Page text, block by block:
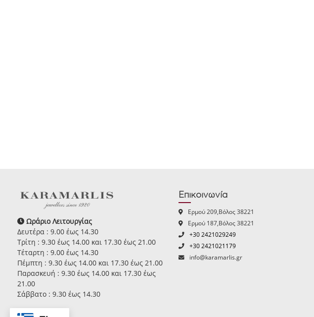
Ωράριο Λειτουργίας
Δευτέρα : 9.00 έως 14.30
Τρίτη : 9.30 έως 14.00 και 17.30 έως 21.00
Τέταρτη : 9.00 έως 14.30
Πέμπτη : 9.30 έως 14.00 και 17.30 έως 21.00
Παρασκευή : 9.30 έως 14.00 και 17.30 έως
21.00
Σάββατο : 9.30 έως 14.30
Επικοινωνία
Ερμού 209,Βόλος 38221
Ερμού 187,Βόλος 38221
+30 2421029249
+30 2421021179
info@karamarlis.gr